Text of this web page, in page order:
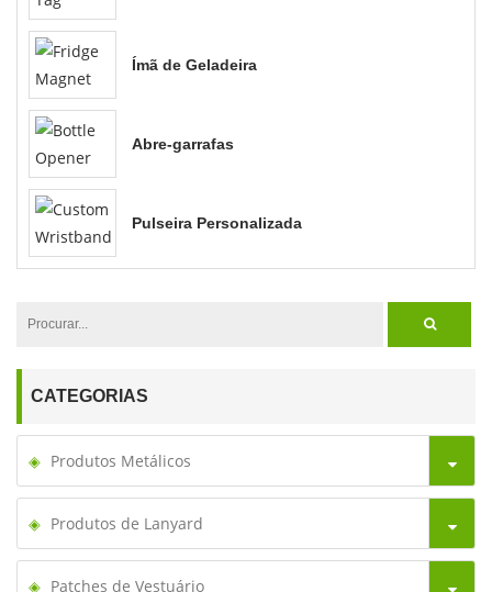
CATEGORIAS
Produtos Metálicos
Produtos de Lanyard
Patches de Vestuário
Ímã de Geladeira
Abre-garrafas
Pulseira Personalizada